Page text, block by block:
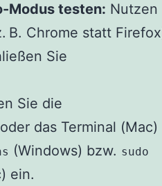
Modus testen: Nutzen
B. Chrome statt
Sie
Sie die
das Terminal (Mac)
(Windows) bzw. sudo
ein.